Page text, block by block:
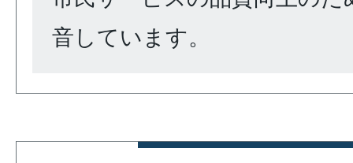
音しています。